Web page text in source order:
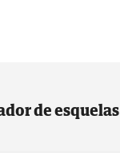
de esquelas